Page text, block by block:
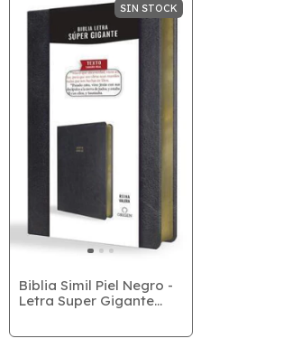
SIN STOCK
Biblia Simil Piel Negro -
Letra Super Gigante